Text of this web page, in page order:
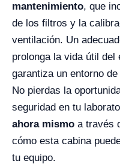
mantenimiento, que
de los filtros y la
ventilación. Un
prolonga la vida útil del
garantiza un entorno
No pierdas la
seguridad en tu
ahora mismo a través
cómo esta cabina
tu equipo.